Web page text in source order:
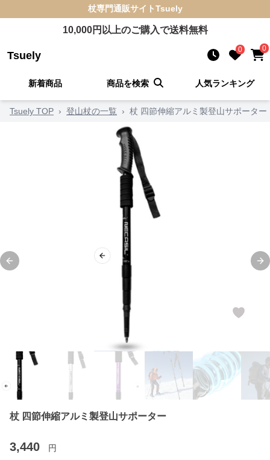
杖専門通販サイトTsuely
10,000円以上のご購入で送料無料
Tsuely 0 0
新着商品 商品を検索 人気ランキング
Tsuely TOP › 登山杖の一覧 › 杖 四節伸縮アルミ製登山サポーター
Previous slide
杖 四節伸縮アルミ製登山サポーター
3,440 円